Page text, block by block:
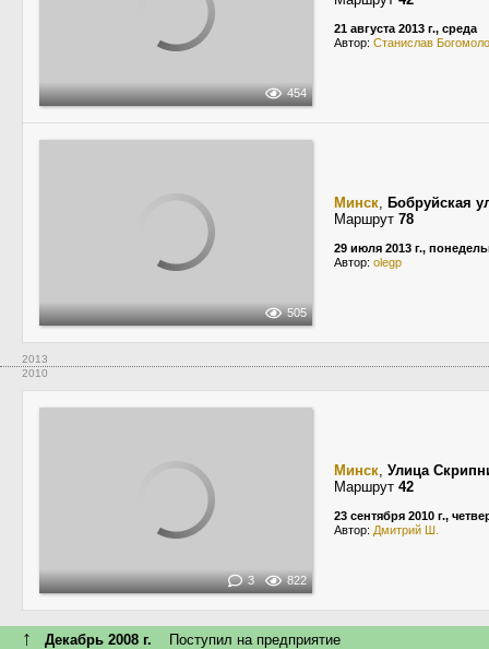
454
21 августа 2013 г., среда
Автор: Станислав
505
Минск, Бобруйская
Маршрут 78
29 июля 2013 г.,
Автор: olegp
2013
2010
3 822
Минск, Улица
Маршрут 42
23 сентября 2010 г.,
Автор: Дмитрий Ш.
↑ Декабрь 2008 г. Поступил на предприятие